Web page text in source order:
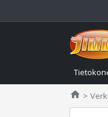
home